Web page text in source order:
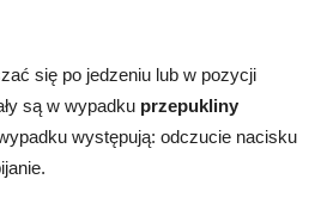
się po jedzeniu lub w pozycji
są w wypadku przepukliny
występują: odczucie nacisku